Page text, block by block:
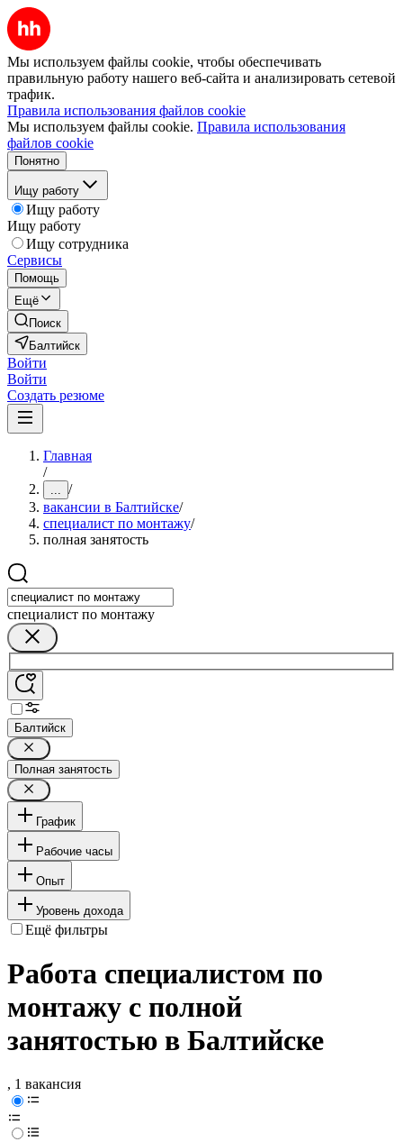
Мы используем файлы cookie, чтобы обеспечивать
правильную работу нашего веб-сайта и анализировать сетевой
трафик.
Правила использования файлов cookie
Мы используем файлы cookie. Правила использования
файлов cookie
Понятно
Ищу работу
Ищу работу
Ищу работу
Ищу сотрудника
Сервисы
Помощь
Ещё
Поиск
Балтийск
Войти
Войти
Создать резюме
Главная
/
... /
вакансии в Балтийске/
специалист по монтажу/
полная занятость
специалист по монтажу
Балтийск
Полная занятость
График
Рабочие часы
Опыт
Уровень дохода
Ещё фильтры
Работа специалистом по
монтажу с полной
занятостью в Балтийске
, 1 вакансия